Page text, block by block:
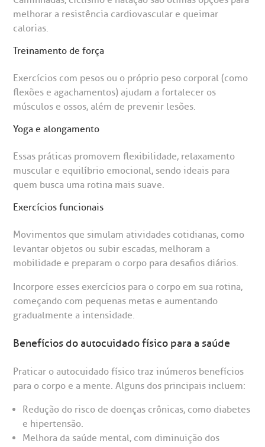
melhorar a resistência cardiovascular e queimar
calorias.
Treinamento de força
Exercícios com pesos ou o próprio peso corporal (como
flexões e agachamentos) ajudam a fortalecer os
músculos e ossos, além de prevenir lesões.
Yoga e alongamento
Essas práticas promovem flexibilidade, relaxamento
muscular e equilíbrio emocional, sendo ideais para
quem busca uma rotina mais suave.
Exercícios funcionais
Movimentos que simulam atividades cotidianas, como
levantar objetos ou subir escadas, melhoram a
mobilidade e preparam o corpo para desafios diários.
Incorpore esses exercícios para o corpo em sua rotina,
começando com pequenas metas e aumentando
gradualmente a intensidade.
Benefícios do autocuidado físico para a saúde
Praticar o autocuidado físico traz inúmeros benefícios
para o corpo e a mente. Alguns dos principais incluem:
Redução do risco de doenças crônicas, como diabetes
e hipertensão.
Melhora da saúde mental, com diminuição dos